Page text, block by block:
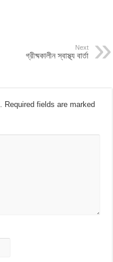
Next
গ্রীষ্মকালীন স্বাস্থ্য বার্তা
Required fields are marked